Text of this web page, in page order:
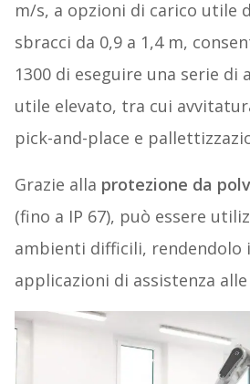
m/s, a opzioni di carico utile
sbracci da 0,9 a 1,4 m,
1300 di eseguire una serie di
utile elevato, tra cui
pick-and-place e
Grazie alla protezione da
(fino a IP 67), può essere
ambienti difficili, rendendolo
applicazioni di assistenza